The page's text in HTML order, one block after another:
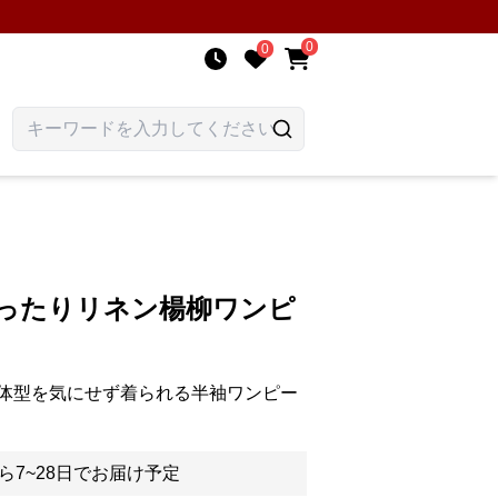
0 0
たりリネン楊柳ワンピ
型を気にせず着られる半袖ワンピー
7~28日でお届け予定